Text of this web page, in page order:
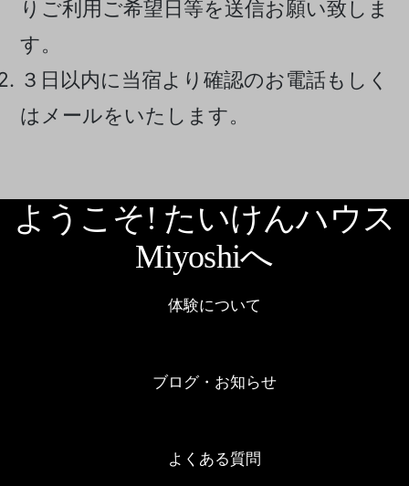
りご利用ご希望日等を送信お願い致しま
す。
３日以内に当宿より確認のお電話もしく
ようこそ! たいけんハウス
Miyoshiへ